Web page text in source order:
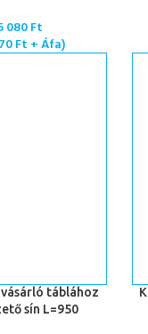
080Ft
Ft + Áfa)
táblához
sín L=950